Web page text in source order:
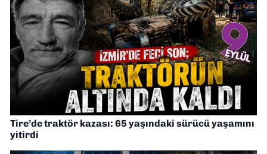
Tire’de traktör kazası: 65 yaşındaki sürücü yaşamını
yitirdi